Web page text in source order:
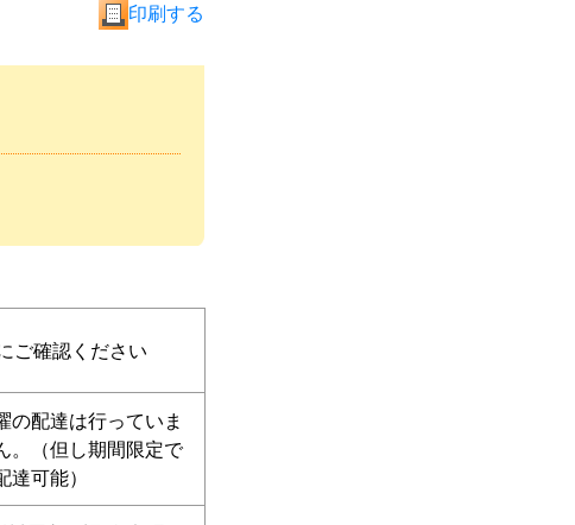
印刷する
ご確認ください
の配達は行っていま
。（但し期間限定で
達可能）